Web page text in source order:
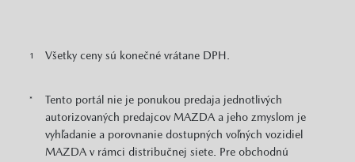
1 Všetky ceny sú konečné vrátane DPH.
*
Tento portál nie je ponukou predaja jednotlivých
autorizovaných predajcov MAZDA a jeho zmyslom je
vyhľadanie a porovnanie dostupných voľných vozidiel
MAZDA v rámci distribučnej siete. Pre obchodnú